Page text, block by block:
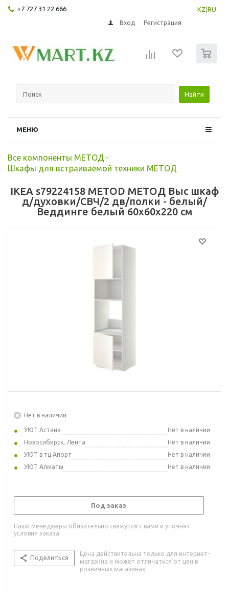
+7 727 31 22 666 KZ RU
Вход Регистрация
Найти
МЕНЮ
Все компоненты МЕТОД -
Шкафы для встраиваемой техники МЕТОД
IKEA s79224158 METOD МЕТОД Выс шкаф
д/духовки/СВЧ/2 дв/полки - белый/
Веддинге белый 60x60x220 см
Нет в наличии
УЮТ Астана
Нет в наличии
Новосибирск, Лента
Нет в наличии
УЮТ в тц Апорт
Нет в наличии
УЮТ Алматы
Нет в наличии
Под заказ
Наши менеджеры обязательно свяжутся с вами и уточнят
условия заказа
Поделиться
Цена действительна только для интернет-
магазина и может отличаться от цен в
розничных магазинах